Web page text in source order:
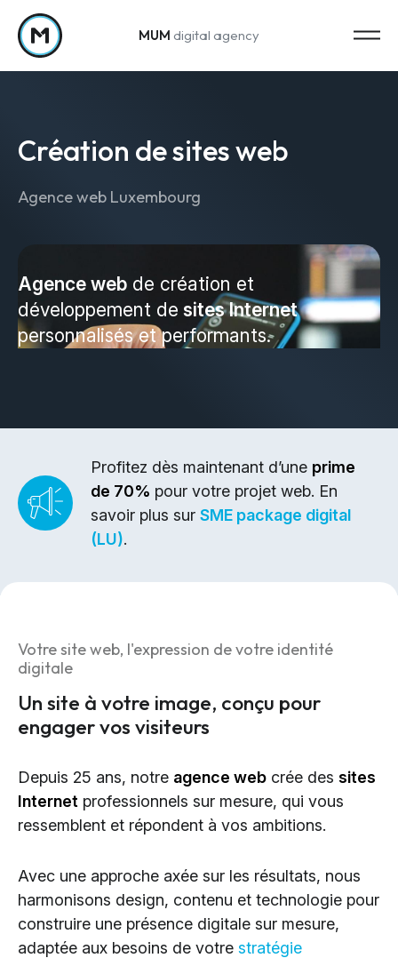
Passer au contenu
MUM digital agency
Strategy
Stratégie marketing
Web Analytics & Reporting
Création de sites web
Création de contenu & storytelling
Marketing
Marketing 360°
Référencement (SEO/GEO)
Marketing par e-mail
Applications
CMS - Systèmes de gestion de contenus
Cloud Services
Création de sites web
Agence web Luxembourg
Agence web de création et
développement de sites Internet
personnalisés et performants.
Profitez dès maintenant d’une prime
de 70% pour votre projet web. En
savoir plus sur SME package digital
(LU).
Votre site web, l'expression de votre identité
digitale
Un site à votre image, conçu pour
engager vos visiteurs
Depuis 25 ans, notre agence web crée des sites
Internet professionnels sur mesure, qui vous
ressemblent et répondent à vos ambitions.
Avec une approche axée sur les résultats, nous
harmonisons design, contenu et technologie pour
construire une présence digitale sur mesure,
adaptée aux besoins de votre stratégie